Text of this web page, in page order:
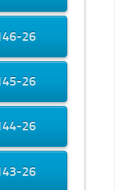
26
26
26
26